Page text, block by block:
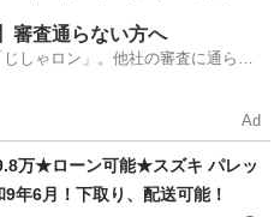
審査通らない方へ
しゃロン」。他社の審査に通らな
Ad
万★ローン可能★スズキ パレッ
9年6月！下取り、配送可能！